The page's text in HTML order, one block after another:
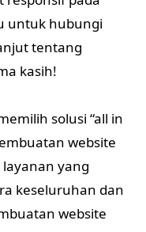
untuk hubungi
tentang
kasih!
solusi “all in
website
yang
keseluruhan dan
website